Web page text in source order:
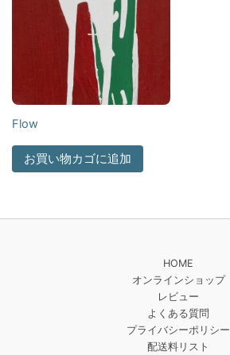
Flow
お買い物カゴに追加
HOME
オンラインショップ
レビュー
よくある質問
プライバシーポリシー
配送料リスト